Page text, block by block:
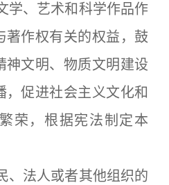
、艺术和科学作品作
著作权有关的权益，鼓
神文明、物质文明建设
，促进社会主义文化和
荣，根据宪法制定本
法人或者其他组织的